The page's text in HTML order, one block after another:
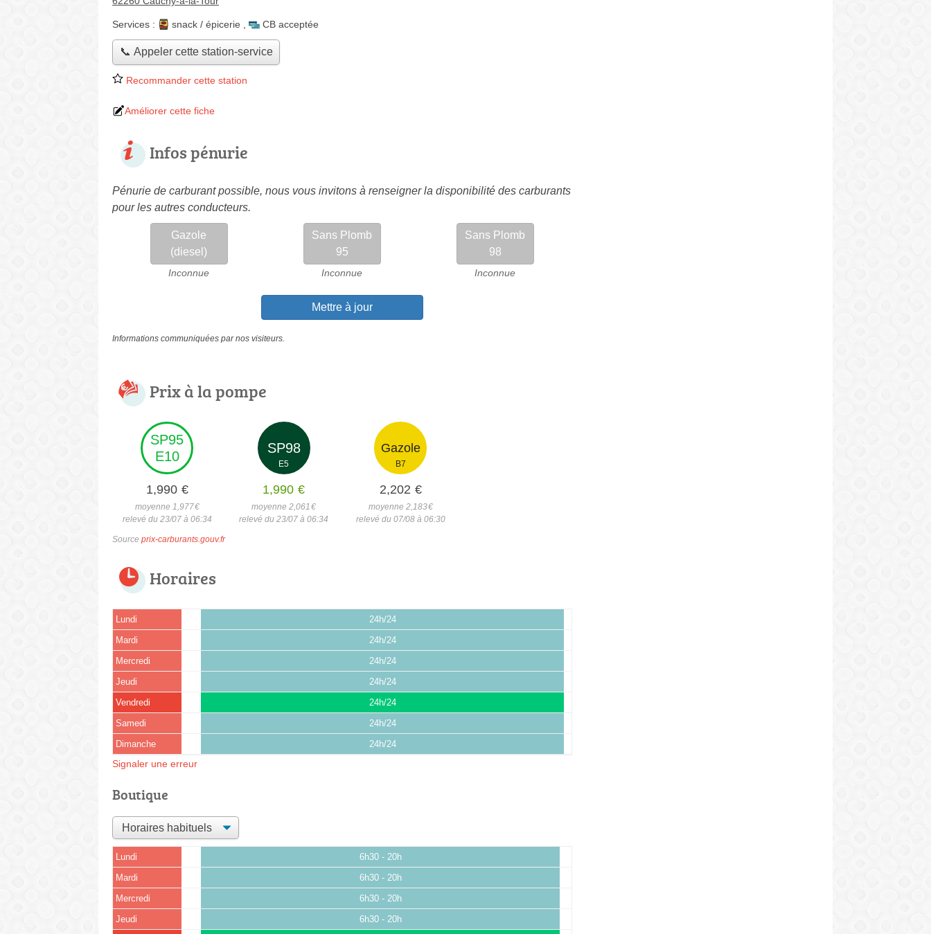
Services : snack / épicerie CB acceptée
📞 Appeler cette station-service
Recommander cette station
Améliorer cette fiche
Infos pénurie
Pénurie de carburant possible, nous vous invitons à renseigner la disponibilité des carburants
pour les autres conducteurs.
Gazole
(diesel)
Inconnue
Sans Plomb
95
Inconnue
Sans Plomb
98
Inconnue
Mettre à jour
Informations communiquées par nos visiteurs.
Prix à la pompe
SP95
E10
1,990 €
moyenne 1,977€
relevé du 23/07 à 06:34
SP98
E5
1,990 €
moyenne 2,061 €
relevé du 23/07 à 06:34
Gazole
B7
2,202 €
moyenne 2,183€
relevé du 07/08 à 06:30
Source prix-carburants.gouv.fr
Horaires
Lundi 24h/24
Mardi 24h/24
Mercredi 24h/24
Jeudi 24h/24
Vendredi 24h/24
Samedi 24h/24
Dimanche 24h/24
Signaler une erreur
Boutique
Lundi 6h30 - 20h
Mardi 6h30 - 20h
Mercredi 6h30 - 20h
Jeudi 6h30 - 20h